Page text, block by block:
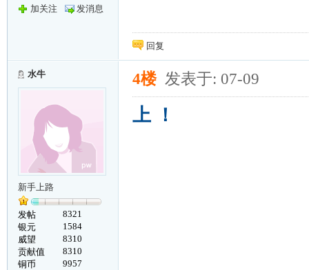
加关注
发消息
回复
水牛
新手上路
发帖
8321
银元
1584
威望
8310
贡献值
8310
铜币
9957
4楼 发表于: 07-09
上 ！